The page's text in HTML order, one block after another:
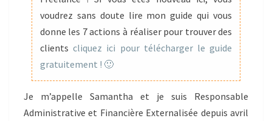
voudrez sans doute lire mon guide qui vous
donne les 7 actions à réaliser pour trouver des
clients cliquez ici pour télécharger le guide
gratuitement ! 🙂
Je m’appelle Samantha et je suis Responsable
Administrative et Financière Externalisée depuis avril